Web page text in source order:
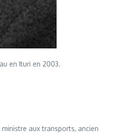
en Ituri en 2003.
aux transports, ancien